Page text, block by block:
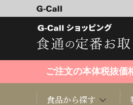
ご注文の本体税抜価
食品から探す